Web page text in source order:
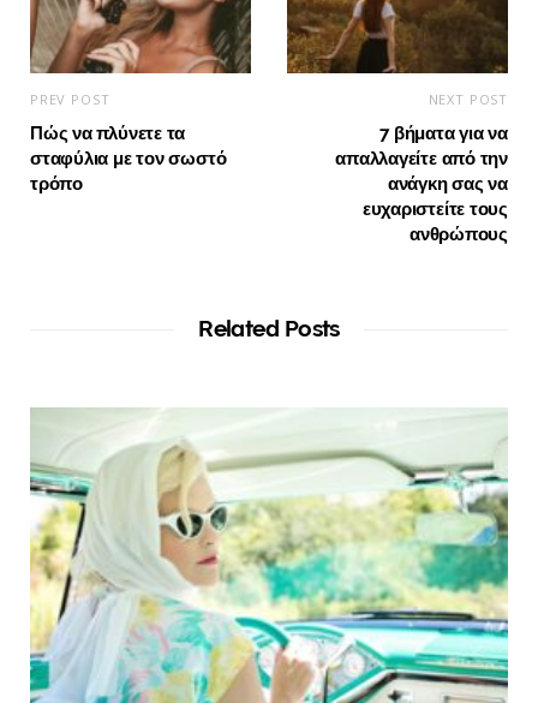
PREV POST
Πώς να πλύνετε τα
σταφύλια με τον σωστό
τρόπο
NEXT POST
7 βήματα για να
απαλλαγείτε από την
ανάγκη σας να
ευχαριστείτε τους
ανθρώπους
Related Posts